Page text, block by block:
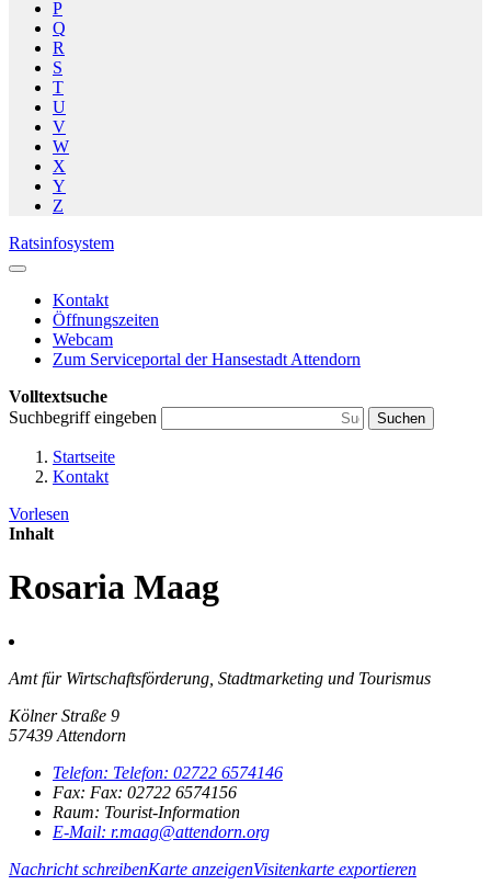
P
Q
R
S
T
U
V
W
X
Y
Z
Ratsinfosystem
Kontakt
Öffnungszeiten
Webcam
Zum Serviceportal der Hansestadt Attendorn
Volltextsuche
Suchbegriff eingeben
Suchen
Startseite
Kontakt
Vorlesen
Inhalt
Rosaria Maag
Amt für Wirtschaftsförderung, Stadtmarketing und Tourismus
Kölner Straße 9
57439 Attendorn
Telefon: Telefon: 02722 6574146
Fax: Fax: 02722 6574156
Raum: Tourist-Information
E-Mail: r.maag@attendorn.org
Nachricht schreibenKarte anzeigenVisitenkarte exportieren